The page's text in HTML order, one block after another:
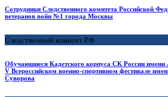
Сотрудники Следственного комитета Российской
ветеранов войн №1 города Москвы
Следственный комитет РФ
Обучающиеся Кадетского корпуса СК России имени
V Всероссийском военно-спортивном фестивале
Суворова